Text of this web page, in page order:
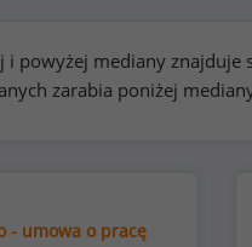
powyżej mediany znajduje
zarabia poniżej
- umowa o pracę